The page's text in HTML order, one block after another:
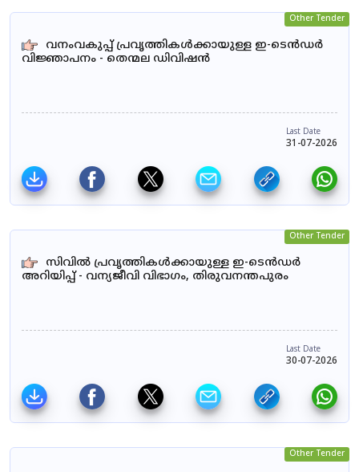
Other Tender
വനംവകുപ്പ് പ്രവൃത്തികൾക്കായുള്ള ഇ-ടെൻഡർ
വിജ്ഞാപനം - തെന്മല ഡിവിഷൻ
Last Date
31-07-2026
Other Tender
സിവിൽ പ്രവൃത്തികൾക്കായുള്ള ഇ-ടെൻഡർ
അറിയിപ്പ് - വന്യജീവി വിഭാഗം, തിരുവനന്തപുരം
Last Date
30-07-2026
Other Tender